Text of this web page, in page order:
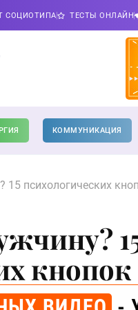
СОЦИОТИПА ТЕСТЫ ОНЛАЙН
КОММУНИКАЦИЯ
психологических
кнопок